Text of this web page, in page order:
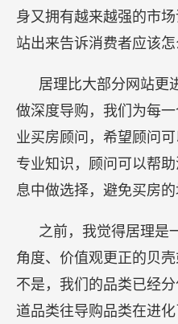
身又拥有越来越强的市
站出来告诉消费者应该怎
居理比大部分网站更
做深度导购，我们为每
业买房顾问，希望顾问
专业知识，顾问可以帮
息中做选择，避免买房的
之前，我觉得居理是
角度、价值观更正的贝
不是，我们的品类已经
道品类往导购品类在进化